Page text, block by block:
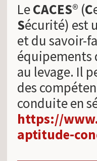
LeCACES® (C
Sécurité) est
et du savoir-
équipements
au levage. Il
des
conduite en
https://
aptitude-